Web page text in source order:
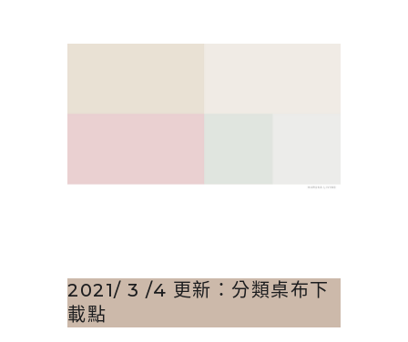
2021/ 3 /4 更新：分類桌布下
載點